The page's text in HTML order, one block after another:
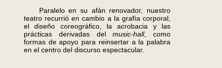
Paralelo en su afán renovador, nuestro
teatro recurrió en cambio a la grafía corporal,
el diseño coreográfico, la acrobacia y las
prácticas derivadas delmusic-hall, como
formas de apoyo para reinsertar a la palabra
en el centro del discurso espectacular.